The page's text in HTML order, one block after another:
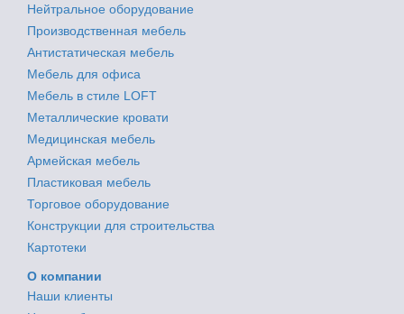
Нейтральное оборудование
Производственная мебель
Антистатическая мебель
Мебель для офиса
Мебель в стиле LOFT
Металлические кровати
Медицинская мебель
Армейская мебель
Пластиковая мебель
Торговое оборудование
Конструкции для строительства
Картотеки
О компании
Наши клиенты